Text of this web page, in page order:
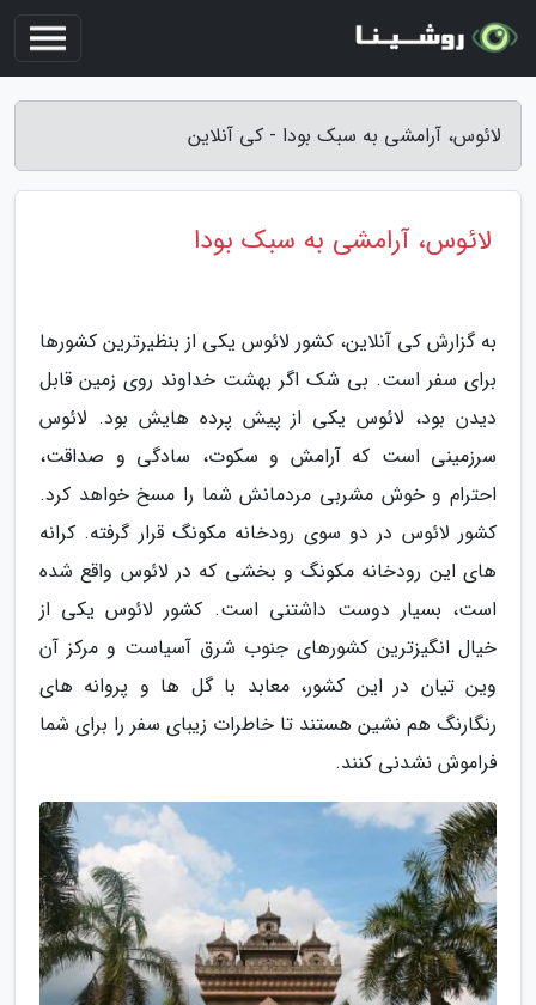
لائوس، آرامشی به سبک بودا - کی آنلاین
لائوس، آرامشی به سبک بودا
به گزارش کی آنلاین، کشور لائوس یکی از بنظیرترین کشورها
برای سفر است. بی شک اگر بهشت خداوند روی زمین قابل
دیدن بود، لائوس یکی از پیش پرده هایش بود. لائوس
سرزمینی است که آرامش و سکوت، سادگی و صداقت،
احترام و خوش مشربی مردمانش شما را مسخ خواهد کرد.
کشور لائوس در دو سوی رودخانه مکونگ قرار گرفته. کرانه
های این رودخانه مکونگ و بخشی که در لائوس واقع شده
است، بسیار دوست داشتنی است. کشور لائوس یکی از
خیال انگیزترین کشورهای جنوب شرق آسیاست و مرکز آن
وین تیان در این کشور، معابد با گل ها و پروانه های
رنگارنگ هم نشین هستند تا خاطرات زیبای سفر را برای شما
فراموش نشدنی کنند.